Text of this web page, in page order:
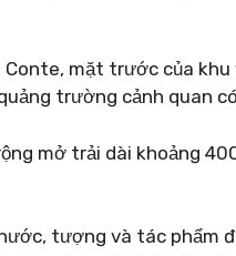
mặt trước của
trường cảnh quan
mở trải dài khoảng
tượng và tác phẩm